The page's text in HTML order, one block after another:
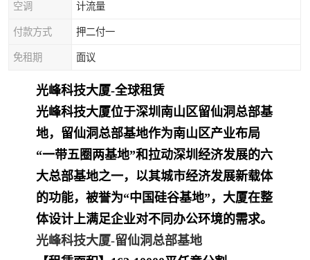
空调 计流量
付款方式 押二付一
免租期 面议
光峰科技大厦-全球租赁
光峰科技大厦位于深圳南山区留仙洞总部基
地，留仙洞总部基地作为南山区产业布局
“一带五圈两基地”和拉动深圳经济发展的六
大总部基地之一，以其城市经济发展新载体
的功能，被誉为“中国硅谷基地”，大厦在整
体设计上满足企业对不同办公环境的需求。
光峰科技大厦-留仙洞总部基地